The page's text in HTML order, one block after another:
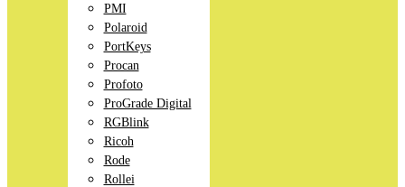
PMI
Polaroid
PortKeys
Procan
Profoto
ProGrade Digital
RGBlink
Ricoh
Rode
Rollei